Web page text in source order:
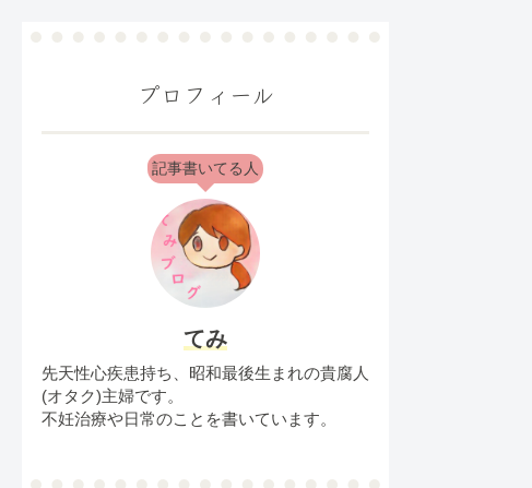
プロフィール
記事書いてる人
てみ
先天性心疾患持ち、昭和最後生まれの貴腐人
(オタク)主婦です。
不妊治療や日常のことを書いています。